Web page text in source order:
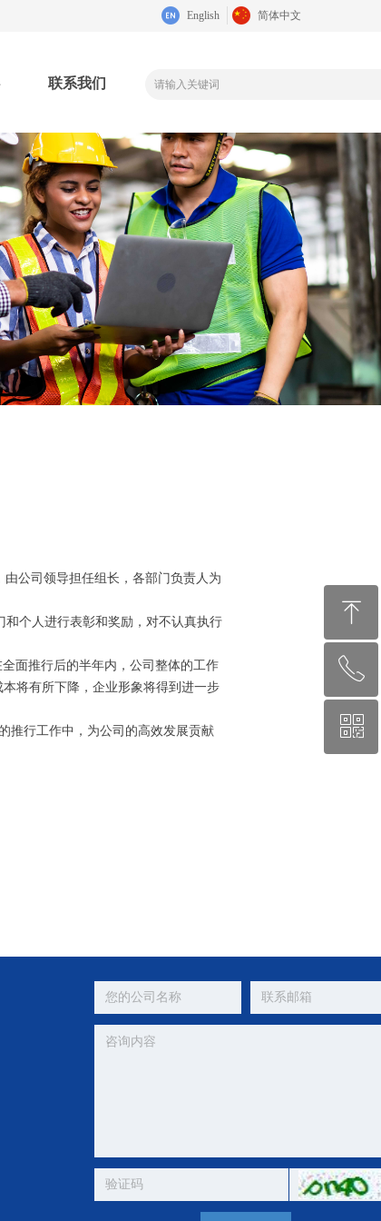
联系我们
English 简体中文
司领导担任组长，各部门负责人为
作。
个人进行表彰和奖励，对不认真执行
面推行后的半年内，公司整体的工作
将有所下降，企业形象将得到进一步
行工作中，为公司的高效发展贡献
ꁸ
回到顶部
ꂅ
18940858304
ꀥ